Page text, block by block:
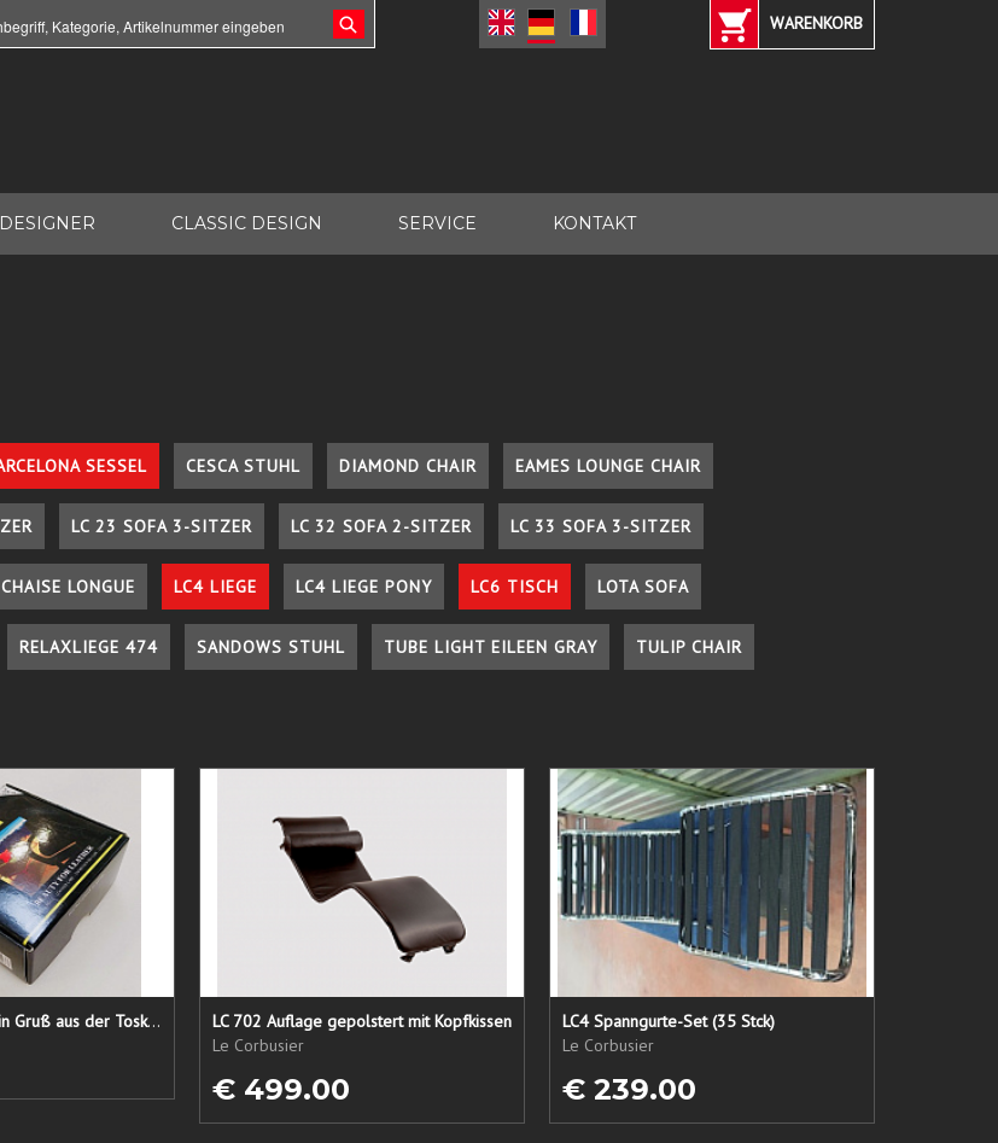
WARENKORB
CLASSIC DESIGN SERVICE KONTAKT
SESSEL CESCA STUHL DIAMOND CHAIR EAMES LOUNGE CHAIR
LC 23 SOFA 3-SITZER LC 32 SOFA 2-SITZER LC 33 SOFA 3-SITZER
LONGUE LC4 LIEGE LC4 LIEGE PONY LC6 TISCH LOTA SOFA
RELAXLIEGE 474 SANDOWS STUHL TUBE LIGHT EILEEN GRAY TULIP CHAIR
Lederpflege-Set ein Gruß aus der Toskana...
LC 702 Auflage gepolstert mit Kopfkissen
Le Corbusier
€ 499.00
LC4 Spanngurte-Set (35 Stck)
Le Corbusier
€ 239.00